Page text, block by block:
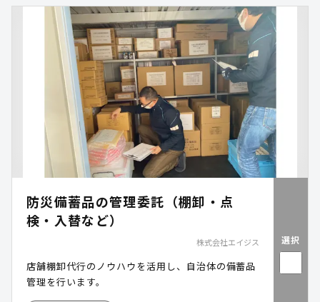
防災備蓄品の管理委託（棚卸・点
検・入替など）
株式会社エイジス
店舗棚卸代行のノウハウを活用し、自治体の備蓄品
管理を行います。
選択